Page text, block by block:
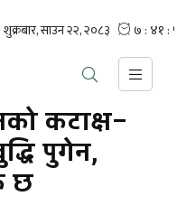
कटाक्ष–
पुगेन,
छ